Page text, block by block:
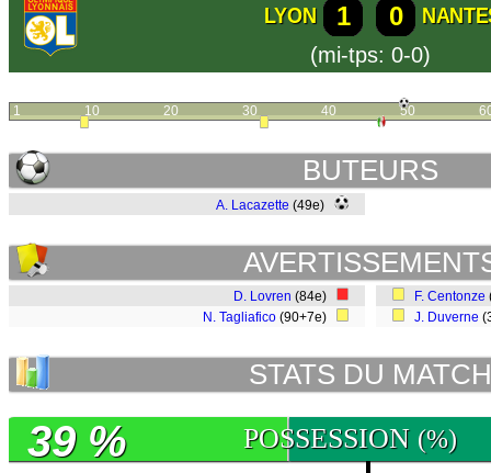
LYON 1 0
(mi-tps: 0-0)
1 10 20 30 40 50
BUTEURS
A. Lacazette (49e)
D. Lovren (84e)
N. Tagliafico (90+7e)
F. Centonze
J. Duverne
STATS DU MATCH
POSSESSION (%)
39 %